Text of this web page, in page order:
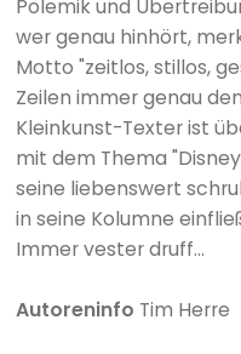
Polemik und
wer genau hinhört,
Motto "zeitlos, stillos,
Zeilen immer genau
Kleinkunst-Texter ist
mit dem Thema
seine liebenswert
in seine Kolumne
Immer vester druff...
Autoreninfo Tim Herre